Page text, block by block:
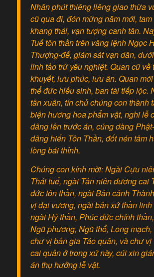
Nhân phút thiêng liêng giao thừa
cũ qua đi, đón mừng năm mới,
khang thái, vạn tượng canh tân.
Tuế tôn thần trên vâng lệnh Ngọc
Thượng-đế, giám sát vạn dân,
linh tảo trừ yêu nghiệt. Quan cũ về
khuyết, lưu phúc, lưu ân. Quan
thể đức hiếu sinh, ban tài tiếp lộc.
tân xuân, tín chủ chúng con thành
biện hương hoa phẩm vật, nghi lễ
dâng lên trước án, cúng dàng
dâng hiến Tôn Thần, đốt nén tâm
lòng bái thỉnh.
Chúng con kính mời: Ngài Cựu
Thái tuế, ngài Tân niên đương cai
đức tôn thần, ngài Bản cảnh
vị đại vương, ngài bản xứ thần linh
ngài Hỷ thần, Phúc đức chính
Ngũ phương, Ngũ thổ, Long mạch,
chư vị bản gia Táo quân, và chư
cai quản ở trong xứ này, cúi xin
án thụ hưởng lễ vật.